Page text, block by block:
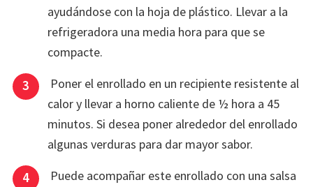
ayudándose con la hoja de plástico. Llevar a la
refrigeradora una media hora para que se
compacte.
Poner el enrollado en un recipiente resistente al
calor y llevar a horno caliente de ½ hora a 45
minutos. Si desea poner alrededor del enrollado
algunas verduras para dar mayor sabor.
Puede acompañar este enrollado con una salsa